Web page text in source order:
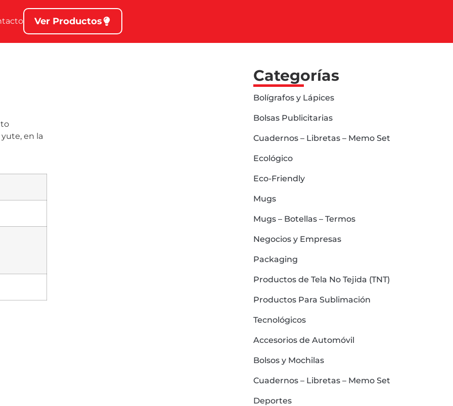
Ver Productos
en la
Categorías
Bolígrafos y Lápices
Bolsas Publicitarias
Cuadernos – Libretas – Memo Set
Ecológico
Eco-Friendly
Mugs
Mugs – Botellas – Termos
Negocios y Empresas
Packaging
Productos de Tela No Tejida (TNT)
Productos Para Sublimación
Tecnológicos
Accesorios de Automóvil
Bolsos y Mochilas
Cuadernos – Libretas – Memo Set
Deportes